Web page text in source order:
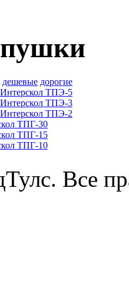
дешевые дорогие
Интерскол ТПЭ-5
Интерскол ТПЭ-3
Интерскол ТПЭ-2
ТПГ-30
ТПГ-15
ТПГ-10
Все